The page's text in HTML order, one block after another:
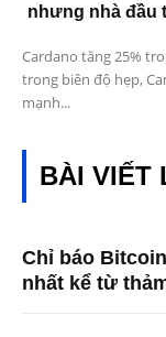
nhưng nhà đầu
Cardano tăng 25%
trong biên độ hẹp,
mạnh...
BÀI VIẾT
Chỉ báo
nhất kể từ